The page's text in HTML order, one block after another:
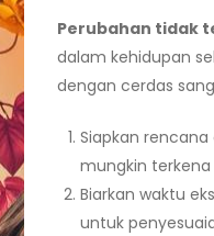
Perubahan tidak
dalam kehidupan
dengan cerdas
Siapkan
mungkin
Biarkan waktu
untuk